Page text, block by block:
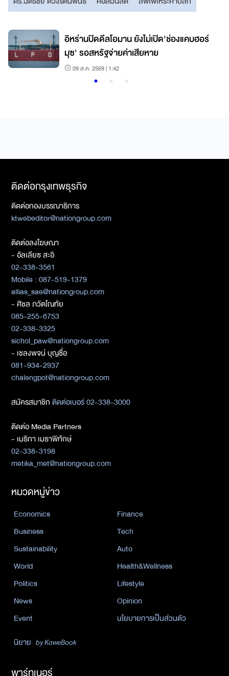
อิหร่านปิดดีลโอมาน ยังไม่เปิด'ช่องแคบฮอร์
มุซ' รอสหรัฐจ่ายค่าเสียหาย
09 ส.ค. 2569 | 1:42
ติดต่อกรุงเทพธุรกิจ
ติดต่อกองบรรณาธิการ
ktwebeditor@nationgroup.com
ติดต่อลงโฆษณา
- อัลเลียซ สะอิ
02-338-3561
Mobile : 087-519-1379
allias_sae@nationgroup.com
- ศิชล ภวัตโณทัย
085-255-6753
02-338-3325
sichol_paw@nationgroup.com
- เชลงพจน์ บุญซื่อ
081-934-2937
chalengpot@nationgroup.com
สมัครสมาชิกติดต่อเบอร์ 02-338-3000
ติดต่อ Media Partners
- เมธิกา เมธาพิทักษ์
02-338-3198
metika_met@nationgroup.com
หมวดหมู่ข่าว
Economics
Finance
Business
Tech
Sustainability
Auto
World
Health&Wellness
Politics
Lifestyle
News
Opinion
Event
นโยบายการเป็นส่วนตัว
นิยาย by KaweBook
พาร์ทเนอร์